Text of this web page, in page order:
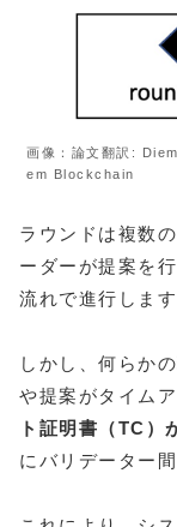
画像：論文翻訳:
em Blockchain
ラウンドは複数
ーダーが提案を
流れで進行します
しかし、何らか
や提案がタイム
ト証明書（TC）
にバリデーター